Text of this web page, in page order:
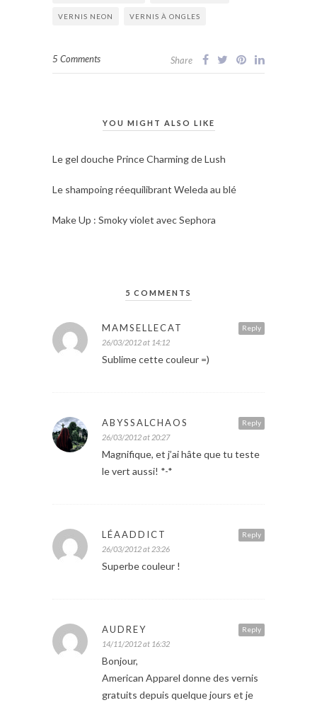
VERNIS NEON VERNIS À ONGLES
5 Comments Share
YOU MIGHT ALSO LIKE
Le gel douche Prince Charming de Lush
Le shampoing réequilibrant Weleda au blé
Make Up : Smoky violet avec Sephora
5 COMMENTS
Reply
MAMSELLECAT
26/03/2012 at 14:12
Sublime cette couleur =)
Reply
ABYSSALCHAOS
26/03/2012 at 20:27
Magnifique, et j’ai hâte que tu teste
le vert aussi! *-*
Reply
LÉAADDICT
26/03/2012 at 23:26
Superbe couleur !
Reply
AUDREY
14/11/2012 at 16:32
Bonjour,
American Apparel donne des vernis
gratuits depuis quelque jours et je